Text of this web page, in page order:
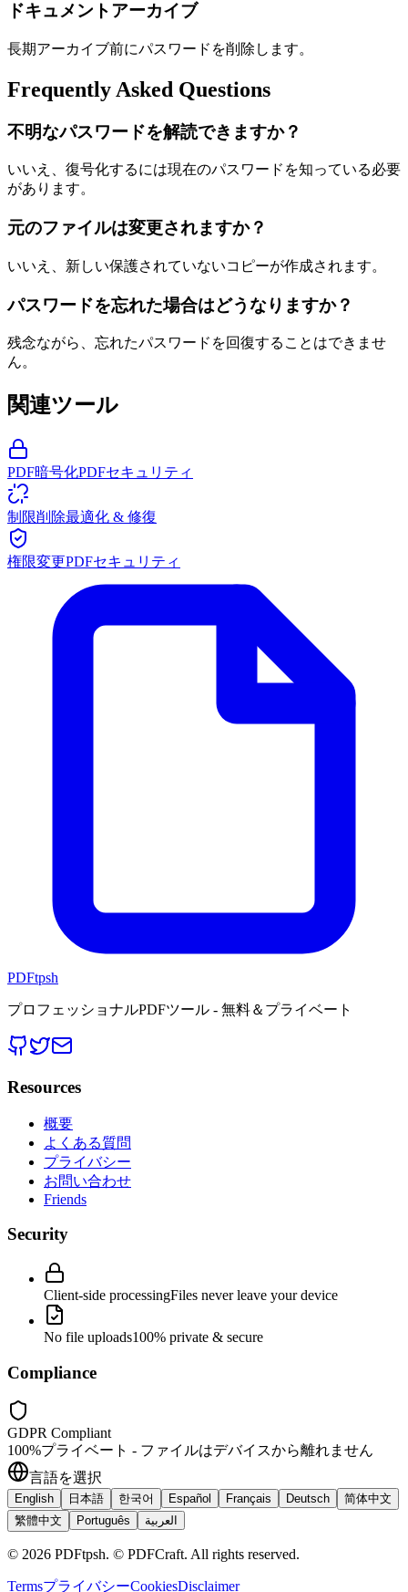
ドキュメントアーカイブ
長期アーカイブ前にパスワードを削除します。
Frequently Asked Questions
不明なパスワードを解読できますか？
いいえ、復号化するには現在のパスワードを知っている必要
があります。
元のファイルは変更されますか？
いいえ、新しい保護されていないコピーが作成されます。
パスワードを忘れた場合はどうなりますか？
残念ながら、忘れたパスワードを回復することはできませ
ん。
関連ツール
PDF暗号化PDFセキュリティ
制限削除最適化 & 修復
権限変更PDFセキュリティ
PDFtpsh
プロフェッショナルPDFツール - 無料＆プライベート
Resources
概要
よくある質問
プライバシー
お問い合わせ
Friends
Security
Client-side processingFiles never leave your device
No file uploads100% private & secure
Compliance
GDPR Compliant
100%プライベート - ファイルはデバイスから離れません
言語を選択
English 日本語 한국어 Español Français Deutsch
简体中文
繁體中文
Português العربية
© 2026 PDFtpsh. © PDFCraft. All rights reserved.
TermsプライバシーCookiesDisclaimer